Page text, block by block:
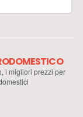
i migliori prezzi per